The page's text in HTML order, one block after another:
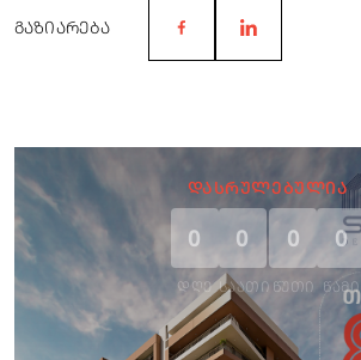
შესაძლებლობებს გაძლევთ.
ᲒᲐᲖᲘᲐᲠᲔᲑᲐ
ᲓᲐᲡᲠᲣᲚᲔᲑᲣᲚᲘᲐ
0
ᲓᲦᲔ
0
ᲡᲐᲐᲗᲘ
0
ᲬᲣᲗᲘ
0
ᲬᲐᲛᲘ